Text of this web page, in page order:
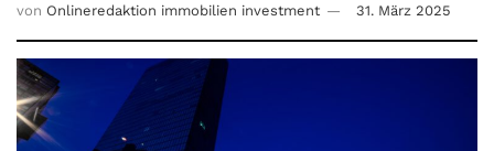
von Onlineredaktion immobilien investment 31. März 2025